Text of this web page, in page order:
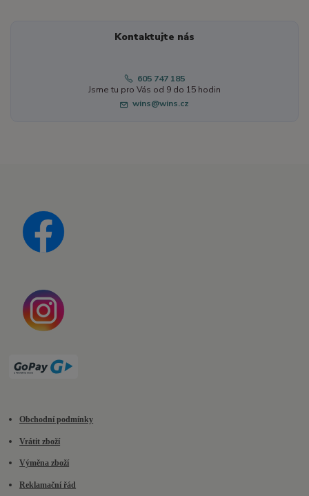
Kontaktujte nás
605 747 185
Jsme tu pro Vás od 9 do 15 hodin
wins@wins.cz
Obchodní podmínky
Vrátit zboží
Výměna zboží
Reklamační řád